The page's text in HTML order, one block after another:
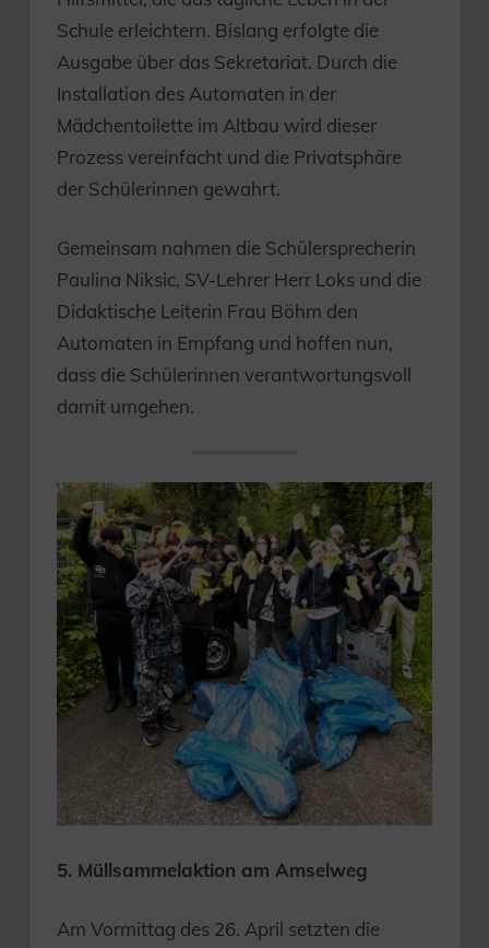
Schule erleichtern. Bislang erfolgte die
Ausgabe über das Sekretariat. Durch die
Installation des Automaten in der
Mädchentoilette im Altbau wird dieser
Prozess vereinfacht und die Privatsphäre
der Schülerinnen gewahrt.
Gemeinsam nahmen die Schülersprecherin
Paulina Niksic, SV-Lehrer Herr Loks und die
Didaktische Leiterin Frau Böhm den
Automaten in Empfang und hoffen nun,
dass die Schülerinnen verantwortungsvoll
damit umgehen.
5. Müllsammelaktion am Amselweg
Am Vormittag des 26. April setzten die